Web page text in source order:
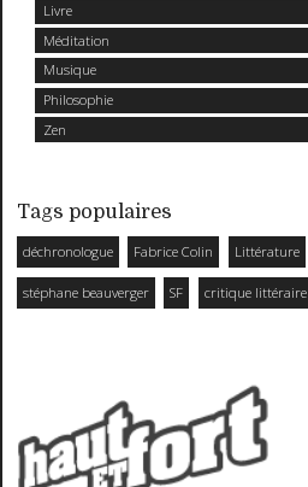
Livre
Méditation
Musique
Philosophie
Zen
Tags populaires
déchronologue Fabrice Colin Littérature
stéphane beauverger SF critique littéraire